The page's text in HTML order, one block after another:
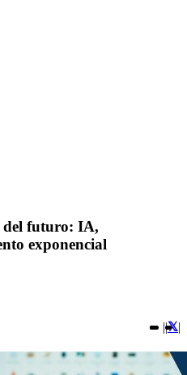
del futuro: IA,
exponencial
|| |